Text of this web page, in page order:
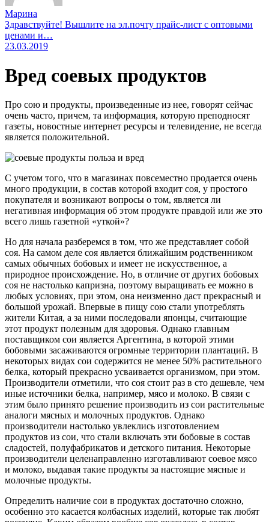
Марина
Здравствуйте! Вышлите на эл.почту прайс-лист с оптовыми
ценами и…
23.03.2019
Вред соевых продуктов
Про сою и продукты, произведенные из нее, говорят сейчас
очень часто, причем, та информация, которую преподносят
газеты, новостные интернет ресурсы и телевидение, не всегда
является положительной.
С учетом того, что в магазинах повсеместно продается очень
много продукции, в состав которой входит соя, у простого
покупателя и возникают вопросы о том, является ли
негативная информация об этом продукте правдой или же это
всего лишь газетной «уткой»?
Но для начала разберемся в том, что же представляет собой
соя. На самом деле соя является ближайшим родственником
самых обычных бобовых и имеет не искусственное, а
природное происхождение. Но, в отличие от других бобовых
соя не настолько капризна, поэтому выращивать ее можно в
любых условиях, при этом, она неизменно даст прекрасный и
большой урожай. Впервые в пищу сою стали употреблять
жители Китая, а за ними последовали японцы, считающие
этот продукт полезным для здоровья. Однако главным
поставщиком сои является Аргентина, в которой этими
бобовыми засаживаются огромные территории плантаций. В
некоторых видах сои содержится не менее 50% растительного
белка, который прекрасно усваивается организмом, при этом.
Производители отметили, что соя стоит раз в сто дешевле, чем
иные источники белка, например, мясо и молоко. В связи с
этим было принято решение производить из сои растительные
аналоги мясных и молочных продуктов. Однако
производители настолько увлеклись изготовлением
продуктов из сои, что стали включать эти бобовые в состав
сладостей, полуфабрикатов и детского питания. Некоторые
производители целенаправленно изготавливают соевое мясо
и молоко, выдавая такие продукты за настоящие мясные и
молочные продукты.
Определить наличие сои в продуктах достаточно сложно,
особенно это касается колбасных изделий, которые так любят